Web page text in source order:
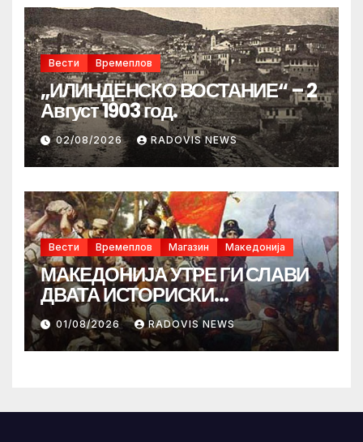
Вести Времеплов
„ИЛИНДЕНСКО ВОСТАНИЕ“ – 2
Август 1903 год.
02/08/2026 RADOVIS NEWS
Вести Времеплов Магазин Македонија
МАКЕДОНИЈА УТРЕ ГИ СЛАВИ
ДВАТА ИСТОРИСКИ
ИЛИНДЕНА!
01/08/2026 RADOVIS NEWS